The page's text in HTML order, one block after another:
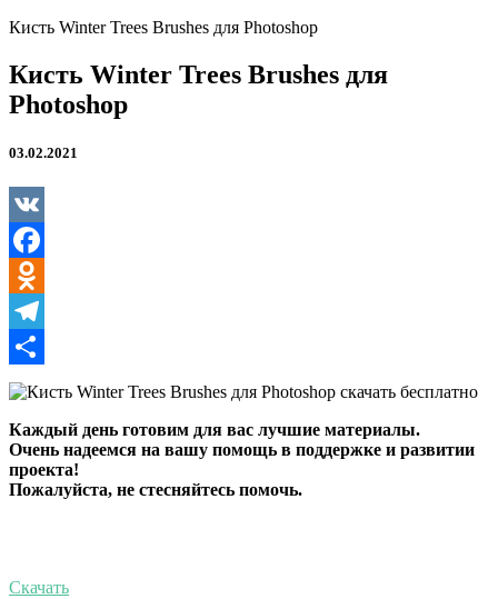
Кисть Winter Trees Brushes для Photoshop
Кисть Winter Trees Brushes для
Photoshop
03.02.2021
VK
Facebook
Odnoklassniki
Telegram
Отправить
Каждый день готовим для вас лучшие материалы.
Очень надеемся на вашу помощь в поддержке и развитии
проекта!
Пожалуйста, не стесняйтесь помочь.
Скачать